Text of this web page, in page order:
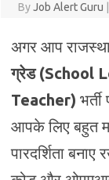
ByJob Alert Guru
अगर आप
ग्रेड (School
Teacher)
आपके लिए बहुत
पारदर्शिता